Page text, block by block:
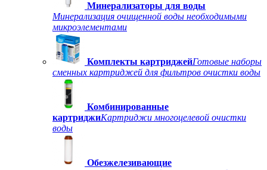
Минерализаторы для воды
Минерализация очищенной воды необходимыми
микроэлементами
Комплекты картриджейГотовые наборы
сменных картриджей для фильтров очистки воды
Комбинированные
картриджиКартриджи многоцелевой очистки
воды
Обезжелезивающие